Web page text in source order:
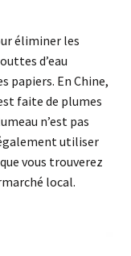
éliminer les
d’eau
papiers. En Chine,
faite de plumes
n’est pas
utiliser
vous trouverez
local.